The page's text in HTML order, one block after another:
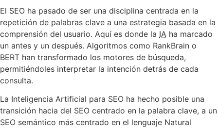
El SEO ha pasado de ser una disciplina centrada en la
repetición de palabras clave a una estrategia basada en la
comprensión del usuario. Aquí es donde la IA ha marcado
un antes y un después. Algoritmos como RankBrain o
BERT han transformado los motores de búsqueda,
permitiéndoles interpretar la intención detrás de cada
consulta.
La Inteligencia Artificial para SEO ha hecho posible una
transición hacia del SEO centrado en la palabra clave, a un
SEO semántico más centrado en el lenguaje Natural